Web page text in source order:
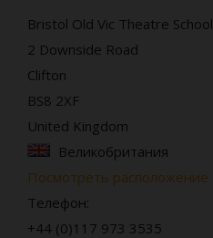
Bristol Old Vic Theatre School
2 Downside Road
Clifton
BS8 2XF
United Kingdom
Великобритания
Посмотреть расположение
Телефон:
+44 (0)117 973 3535